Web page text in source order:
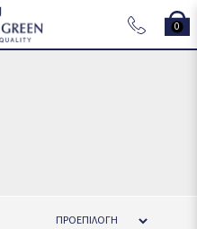
0